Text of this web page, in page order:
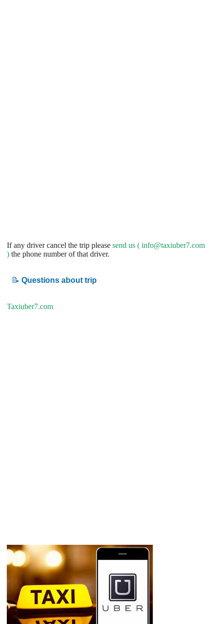
If any driver cancel the trip please send us ( info@taxiuber7.com
) the phone number of that driver.
📝 Questions about trip
Taxiuber7.com